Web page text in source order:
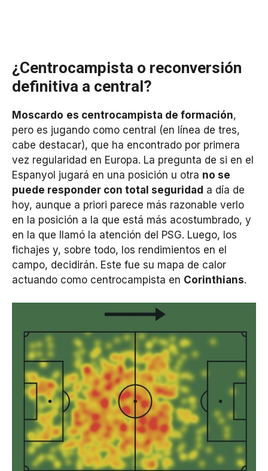
¿Centrocampista o reconversión
definitiva a central?
Moscardo es centrocampista de formación,
pero es jugando como central (en línea de tres,
cabe destacar), que ha encontrado por primera
vez regularidad en Europa. La pregunta de si en el
Espanyol jugará en una posición u otra no se
puede responder con total seguridad a día de
hoy, aunque a priori parece más razonable verlo
en la posición a la que está más acostumbrado, y
en la que llamó la atención del PSG. Luego, los
fichajes y, sobre todo, los rendimientos en el
campo, decidirán. Este fue su mapa de calor
actuando como centrocampista en Corinthians.